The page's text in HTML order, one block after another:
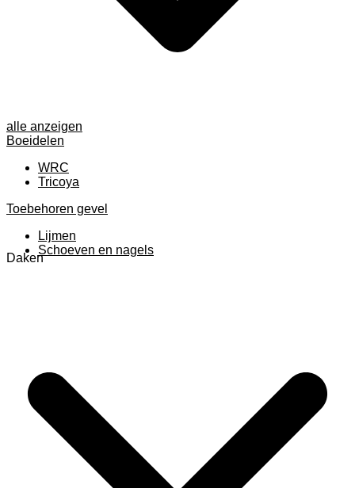
alle anzeigen
Boeidelen
WRC
Tricoya
Toebehoren gevel
Lijmen
Schoeven en nagels
Daken